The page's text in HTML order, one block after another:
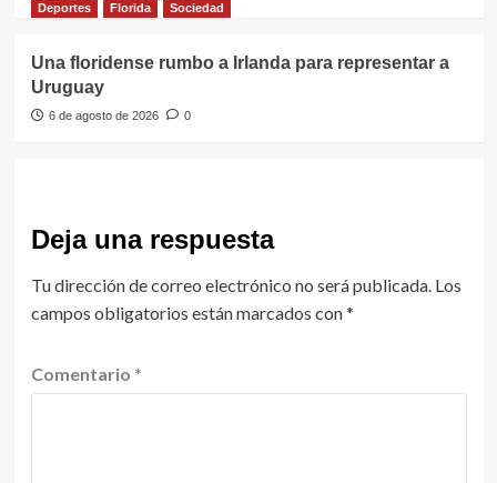
Deportes
Florida Sociedad
Una floridense rumbo a Irlanda para representar a
Uruguay
6 de agosto de 2026 0
Deja una respuesta
Tu dirección de correo electrónico no será publicada. Los
campos obligatorios están marcados con*
Comentario *